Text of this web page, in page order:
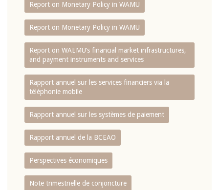
Report on Monetary Policy in WAMU
Report on Monetary Policy in WAMU
Report on WAEMU’s financial market infrastructures,
and payment instruments and services
Rapport annuel sur les services financiers via la
téléphonie mobile
Rapport annuel sur les systèmes de paiement
Rapport annuel de la BCEAO
Perspectives économiques
Note trimestrielle de conjoncture